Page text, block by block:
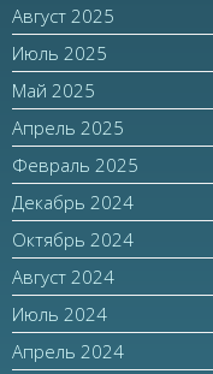
Август 2025
Июль 2025
Май 2025
Апрель 2025
Февраль 2025
Декабрь 2024
Октябрь 2024
Август 2024
Июль 2024
Апрель 2024